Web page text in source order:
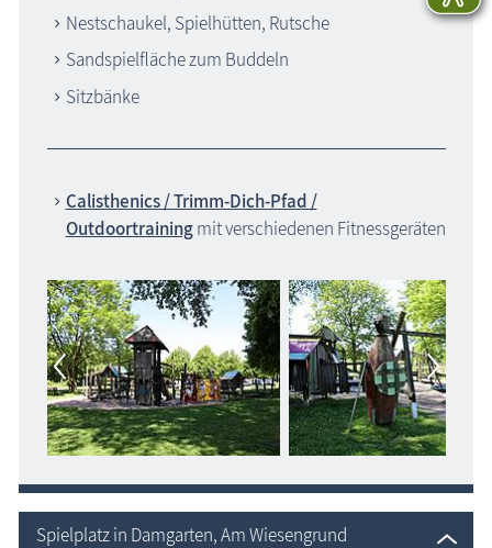
Nestschaukel, Spielhütten, Rutsche
Sandspielfläche zum Buddeln
Sitzbänke
Calisthenics / Trimm-Dich-Pfad /
Outdoortrainingmit verschie­denen Fitness­geräten
Spielplatz in Damgarten, Am Wiesengrund